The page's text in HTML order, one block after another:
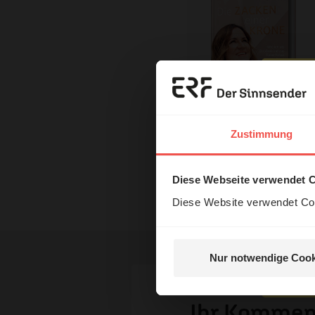
Zustimmung
Diese Webseite verwendet
Diese Website verwendet
Nur notwendige
Mit einer Bestellung in
Das
und